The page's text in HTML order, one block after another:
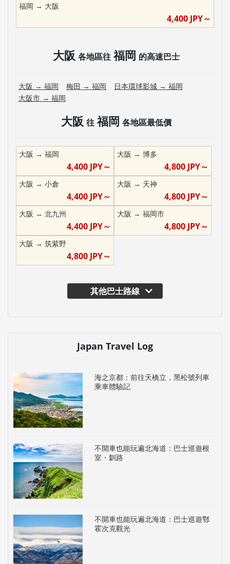
福岡 → 大阪
4,400 JPY～
大阪 各地區往 福岡 的高速巴士
大阪 → 福岡 梅田 → 福岡 日本環球影城 → 福岡
大阪市 → 福岡
大阪 往 福岡 各地區最低價
大阪 → 福岡
4,400JPY～
大阪 → 博多
4,800 JPY～
大阪 → 小倉
4,400JPY～
大阪 → 天神
4,800 JPY～
大阪 → 北九州
4,400JPY～
大阪 → 福岡市
4,800 JPY～
大阪 → 筑紫野
4,800JPY～
其他巴士路線
Japan Travel Log
海之京都：前往天橋立，黑松號列車
乘車體驗記
不開車也能玩遍北海道：巴士巡遊根
室・釧路
不開車也能玩遍北海道：巴士巡遊鄂
霍次克觀光